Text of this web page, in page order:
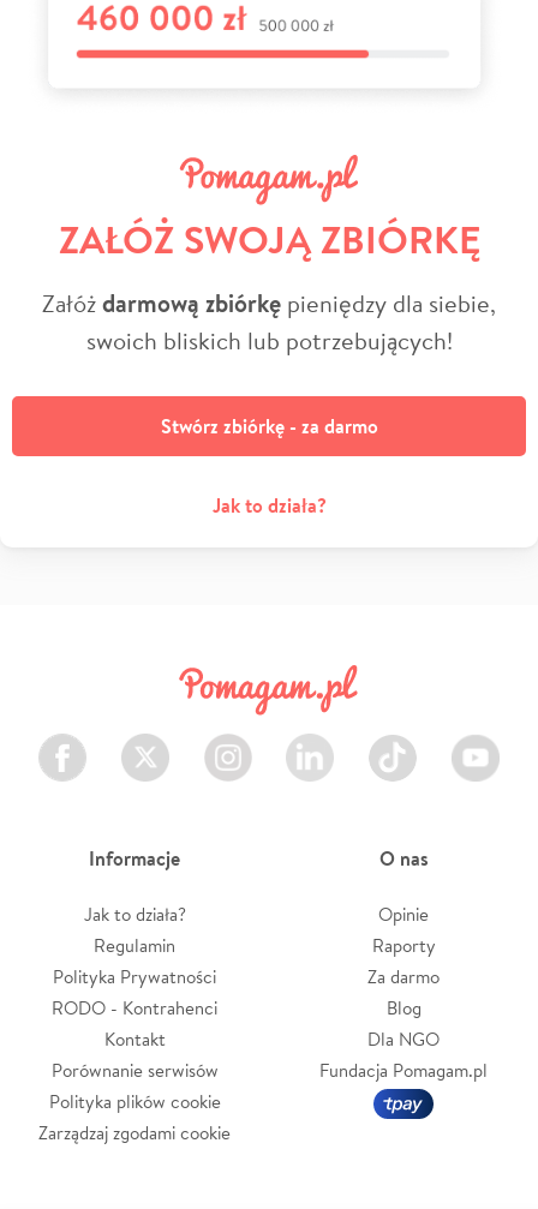
ZAŁÓŻ SWOJĄ ZBIÓRKĘ
Załóżdarmową zbiórkę pieniędzy dla siebie,
swoich bliskich lub potrzebujących!
Stwórz zbiórkę - za darmo
Jak to działa?
Facebook Twitter Instagram LinkedIn TikTok Youtube
Informacje
Jak to działa?
Regulamin
Polityka Prywatności
RODO - Kontrahenci
Kontakt
Porównanie serwisów
Polityka plików cookie
Zarządzaj zgodami cookie
O nas
Opinie
Raporty
Za darmo
Blog
Dla NGO
Fundacja Pomagam.pl